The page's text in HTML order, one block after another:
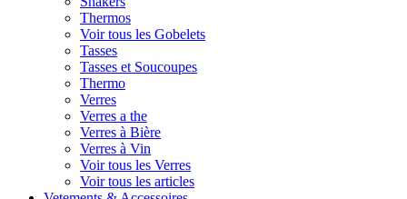
Thermos
Voir tous les Gobelets
Tasses
Tasses et Soucoupes
Thermo
Verres
Verres a the
Verres à Bière
Verres à Vin
Voir tous les Verres
Voir tous les articles